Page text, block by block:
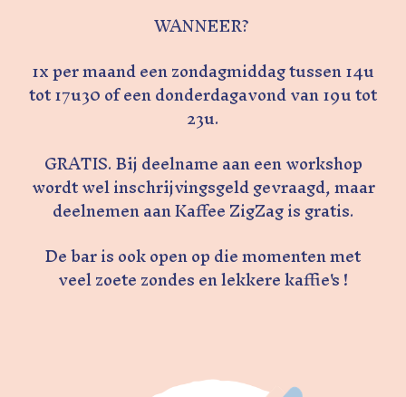
WANNEER?
1x per maand een zondagmiddag tussen 14u
tot 17u30 of een donderdagavond van 19u tot
23u.
GRATIS. Bij deelname aan een workshop
wordt wel inschrijvingsgeld gevraagd, maar
deelnemen aan Kaffee ZigZag is gratis.
De bar is ook open op die momenten met
veel zoete zondes en lekkere kaffie's !